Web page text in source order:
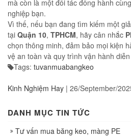
mà còn là một đối tác đồng hành
nghiệp bạn.
Vì thế, nếu bạn đang tìm kiếm một
tại Quận 10, TPHCM, hãy cân nhắc
chọn thông minh, đảm bảo mọi kiện
vệ an toàn và quy trình vận hành
Tags: tuvanmuabangkeo
Kinh Nghiệm Hay | 26/September/
DANH MỤC TIN TỨC
Tư vấn mua băng keo, màng PE